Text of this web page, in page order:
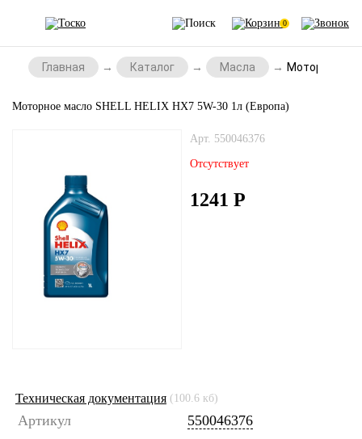
0
Главная Каталог Масла Моторное
Моторное масло SHELL HELIX HX7 5W-30 1л (Европа)
Арт. 550046376
Отсутствует
1241 Р
Техническая документация (100.6 кб)
Артикул
550046376